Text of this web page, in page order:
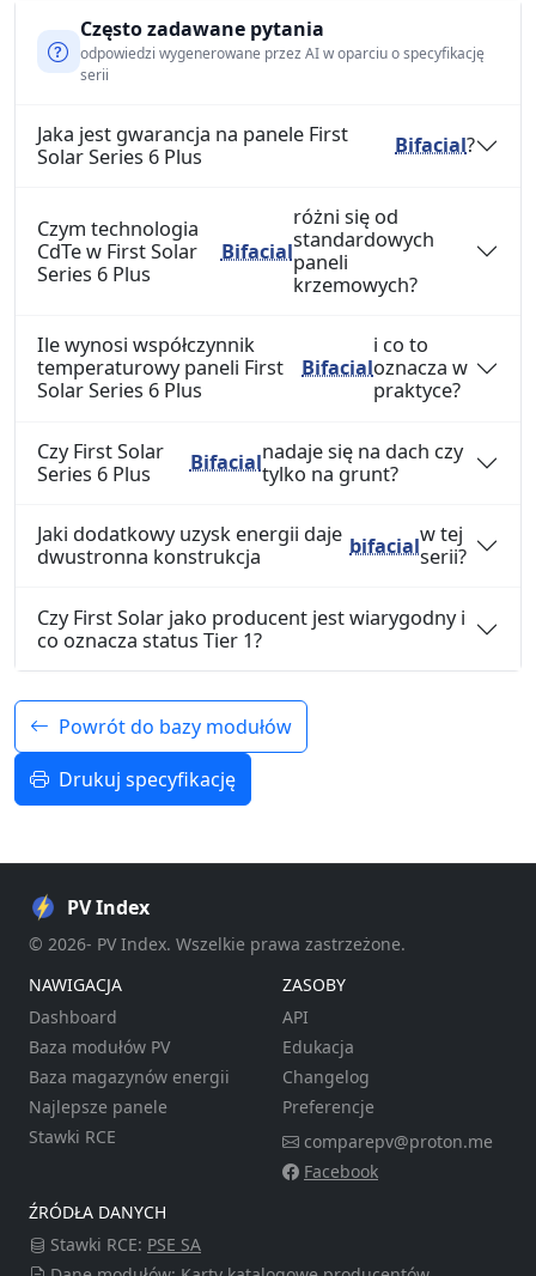
Często zadawane pytania
odpowiedzi wygenerowane przez AI w oparciu o specyfikację
serii
Jaka jest gwarancja na panele First
Solar Series 6 Plus
Bifacial?
Czym technologia
CdTe w First Solar
Series 6 Plus
Bifacial
różni się od
standardowych
paneli
krzemowych?
Ile wynosi współczynnik
temperaturowy paneli First
Solar Series 6 Plus
Bifacial
i co to
oznacza w
praktyce?
Czy First Solar
Series 6 Plus
Bifacialnadaje się na dach czy
tylko na grunt?
Jaki dodatkowy uzysk energii daje
dwustronna konstrukcja
bifacialw tej
serii?
Czy First Solar jako producent jest wiarygodny i
co oznacza status Tier 1?
Powrót do bazy modułów
Drukuj specyfikację
PV Index
© 2026- PV Index. Wszelkie prawa zastrzeżone.
NAWIGACJA
Dashboard
Baza modułów PV
Baza magazynów energii
Najlepsze panele
Stawki RCE
ZASOBY
API
Edukacja
Changelog
Preferencje
comparepv@proton.me
Facebook
ŹRÓDŁA DANYCH
Stawki RCE: PSE SA